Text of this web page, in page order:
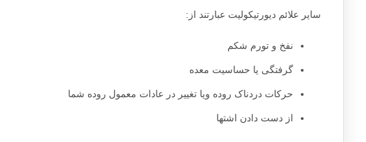
سایر علائم دیورتیکولیت عبارتند از:
نفخ و تورم شکم
گرفتگی یا حساسیت معده
حرکات دردناک روده ویا تغییر در عادات معمول روده شما
از دست دادن اشتها